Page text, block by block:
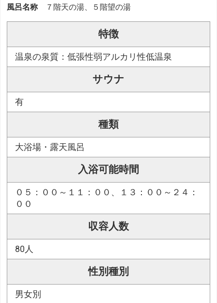
風呂名称 ７階天の湯、５階望の湯
特徴
温泉の泉質：低張性弱アルカリ性低温泉
サウナ
有
種類
大浴場・露天風呂
入浴可能時間
０５：００～１１：００、１３：００～２４：
００
収容人数
80人
性別種別
男女別